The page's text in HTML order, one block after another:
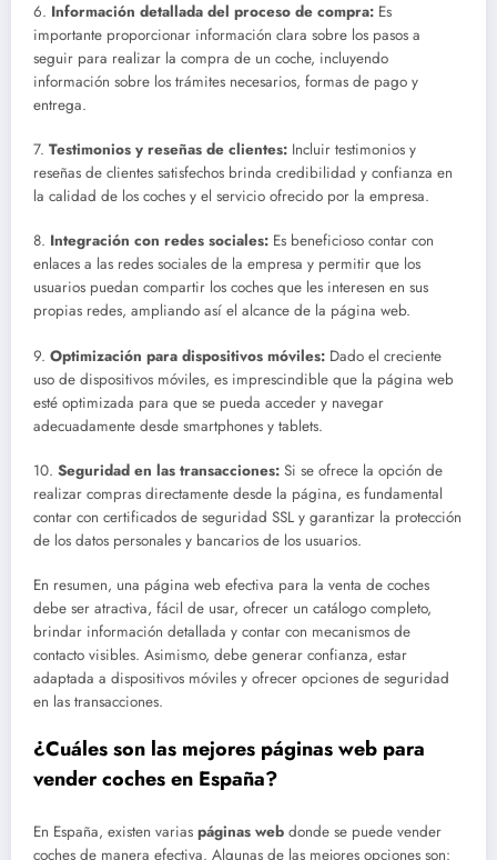
6. Información detallada del proceso de compra: Es
importante proporcionar información clara sobre los pasos a
seguir para realizar la compra de un coche, incluyendo
información sobre los trámites necesarios, formas de pago y
entrega.
7. Testimonios y reseñas de clientes: Incluir testimonios y
reseñas de clientes satisfechos brinda credibilidad y confianza en
la calidad de los coches y el servicio ofrecido por la empresa.
8. Integración con redes sociales: Es beneficioso contar con
enlaces a las redes sociales de la empresa y permitir que los
usuarios puedan compartir los coches que les interesen en sus
propias redes, ampliando así el alcance de la página web.
9. Optimización para dispositivos móviles: Dado el creciente
uso de dispositivos móviles, es imprescindible que la página web
esté optimizada para que se pueda acceder y navegar
adecuadamente desde smartphones y tablets.
10. Seguridad en las transacciones: Si se ofrece la opción de
realizar compras directamente desde la página, es fundamental
contar con certificados de seguridad SSL y garantizar la protección
de los datos personales y bancarios de los usuarios.
En resumen, una página web efectiva para la venta de coches
debe ser atractiva, fácil de usar, ofrecer un catálogo completo,
brindar información detallada y contar con mecanismos de
contacto visibles. Asimismo, debe generar confianza, estar
adaptada a dispositivos móviles y ofrecer opciones de seguridad
en las transacciones.
¿Cuáles son las mejores páginas web para
vender coches en España?
En España, existen varias páginas web donde se puede vender
coches de manera efectiva. Algunas de las mejores opciones son: